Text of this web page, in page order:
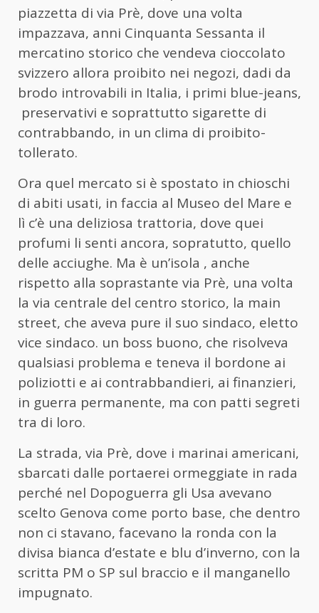
piazzetta di via Prè, dove una volta
impazzava, anni Cinquanta Sessanta il
mercatino storico che vendeva cioccolato
svizzero allora proibito nei negozi, dadi da
brodo introvabili in Italia, i primi blue-jeans,
preservativi e soprattutto sigarette di
contrabbando, in un clima di proibito-
tollerato.
Ora quel mercato si è spostato in chioschi
di abiti usati, in faccia al Museo del Mare e
lì c’è una deliziosa trattoria, dove quei
profumi li senti ancora, sopratutto, quello
delle acciughe. Ma è un’isola , anche
rispetto alla soprastante via Prè, una volta
la via centrale del centro storico, la main
street, che aveva pure il suo sindaco, eletto
vice sindaco. un boss buono, che risolveva
qualsiasi problema e teneva il bordone ai
poliziotti e ai contrabbandieri, ai finanzieri,
in guerra permanente, ma con patti segreti
tra di loro.
La strada, via Prè, dove i marinai americani,
sbarcati dalle portaerei ormeggiate in rada
perché nel Dopoguerra gli Usa avevano
scelto Genova come porto base, che dentro
non ci stavano, facevano la ronda con la
divisa bianca d’estate e blu d’inverno, con la
scritta PM o SP sul braccio e il manganello
impugnato.